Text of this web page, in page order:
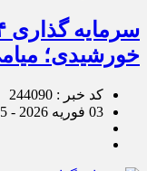
خورشیدی؛
کد خبر : 244090
03 فوریه 2026 - 11:55